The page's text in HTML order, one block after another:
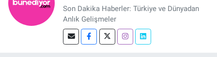
Son Dakika Haberler: Türkiye ve Dünyadan
Anlık Gelişmeler